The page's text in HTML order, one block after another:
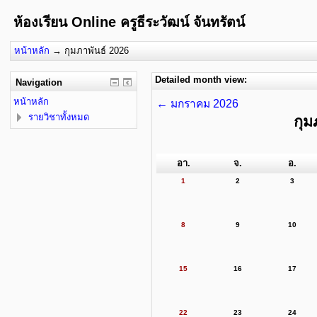
ห้องเรียน Online ครูธีระวัฒน์ จันทรัตน์
หน้าหลัก → กุมภาพันธ์ 2026
Detailed month view:
← มกราคม 2026
กุม
อา. จ. อ.
1 2 3
8 9 10
15 16 17
22 23 24
Navigation
หน้าหลัก
รายวิชาทั้งหมด